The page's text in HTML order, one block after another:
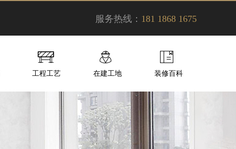
服务热线： 181 1868 1675
工程工艺 在建工地 装修百科